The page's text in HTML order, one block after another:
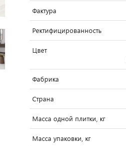
Фактура
Ректифицированность
Цвет
Фабрика
Страна
Масса одной плитки, кг
Масса упаковки, кг